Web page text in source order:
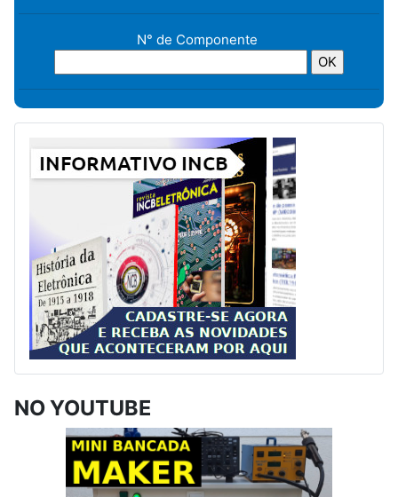
N° de Componente
NO YOUTUBE